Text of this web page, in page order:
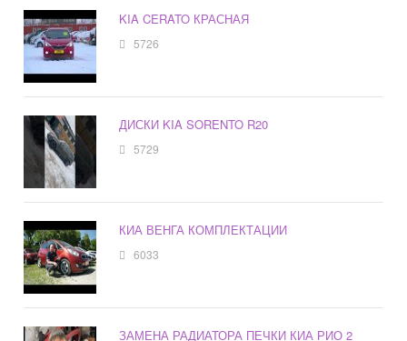
KIA CERATO КРАСНАЯ
5726
ДИСКИ KIA SORENTO R20
5729
КИА ВЕНГА КОМПЛЕКТАЦИИ
6033
ЗАМЕНА РАДИАТОРА ПЕЧКИ КИА РИО 2